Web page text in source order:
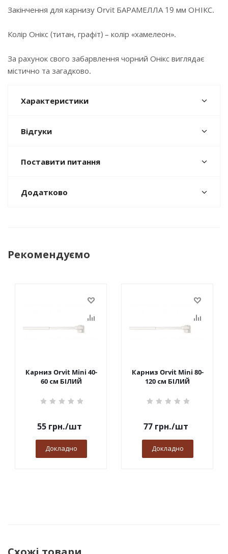
Закінчення для карнизу Orvit БАРАМЕЛЛА 19 мм ОНІКС.
Колір Онікс (титан, графіт) – колір «хамелеон».
За рахунок свого забарвлення чорний Онікс виглядає
містично та загадково.
Характеристики
Відгуки
Поставити питання
Додатково
Рекомендуємо
Карниз Orvit Mini 40-
60 см БІЛИЙ
55грн./шт
Докладно
Карниз Orvit Mini 80-
120 см БІЛИЙ
77грн./шт
Докладно